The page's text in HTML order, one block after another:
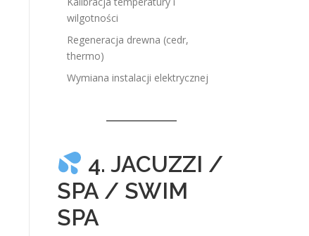
wilgotności
Regeneracja drewna (cedr,
thermo)
Wymiana instalacji elektrycznej
4. JACUZZI /
SPA / SWIM
SPA